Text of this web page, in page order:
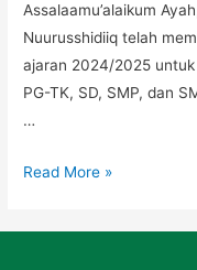
Assalaamu’alaikum
Nuurusshidiiq telah
ajaran 2024/2025
PG-TK, SD, SMP, dan
…
Read More »